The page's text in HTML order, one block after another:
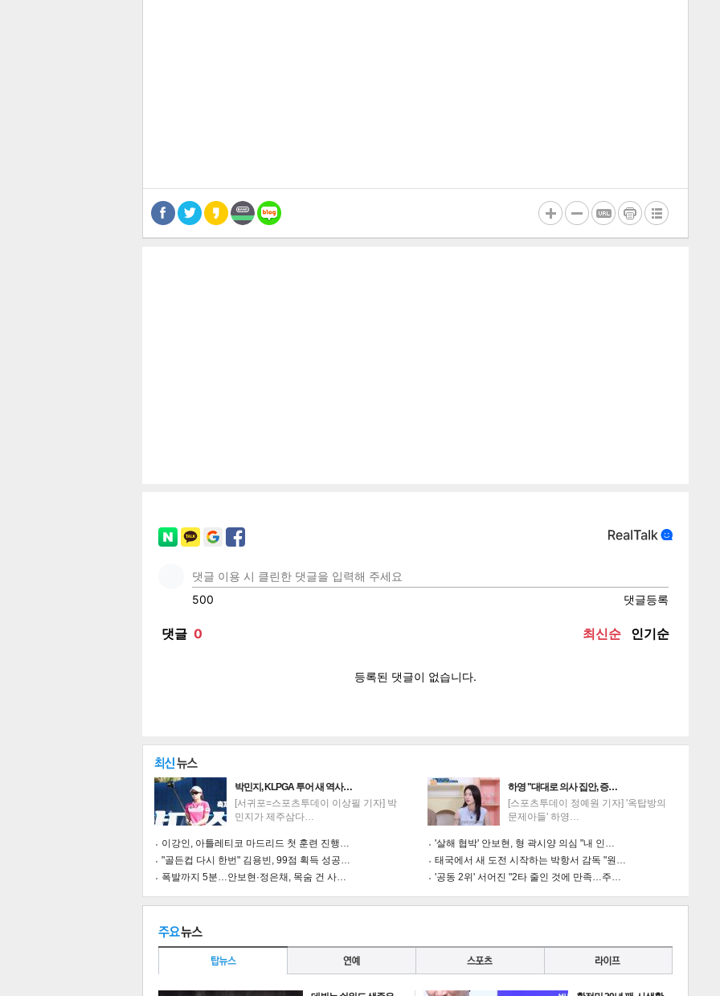
기
트위 카카 인쇄 목록
박민지, KLPGA 투어 새 역사…
[서귀포=스포츠투데이 이상필 기자] 박
민지가 제주삼다…
이강인, 아틀레티코 마드리드 첫 훈련 진행…
"골든컵 다시 한번" 김용빈, 99점 획득 성공…
폭발까지 5분…안보현·정은채, 목숨 건 사…
하영 "대대로 의사 집안, 증…
[스포츠투데이 정예원 기자] '옥탑방의
문제아들' 하영…
'살해 협박' 안보현, 형 곽시양 의심 "내 인…
태국에서 새 도전 시작하는 박항서 감독 "원…
'공동 2위' 서어진 "2타 줄인 것에 만족…주…